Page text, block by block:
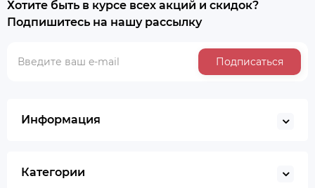
Хотите быть в курсе всех акций и скидок?
Подпишитесь на нашу рассылку
Подписаться
Информация
Категории